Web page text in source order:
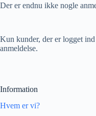
Der er endnu ikke nogle
Kun kunder, der er logget
anmeldelse.
Information
Hvem er vi?